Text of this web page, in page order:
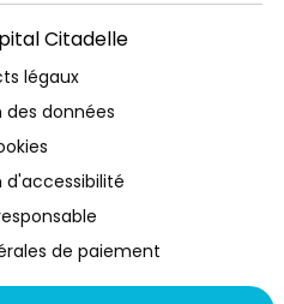
Citadelle
légaux
données
d'accessibilité
de paiement